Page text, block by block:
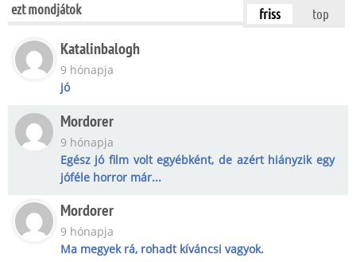
ezt mondjátok friss top
Katalinbalogh
9 hónapja
jó
Mordorer
9 hónapja
Egész jó film volt egyébként, de azért hiányzik egy
jóféle horror már...
Mordorer
9 hónapja
Ma megyek rá, rohadt kíváncsi vagyok.